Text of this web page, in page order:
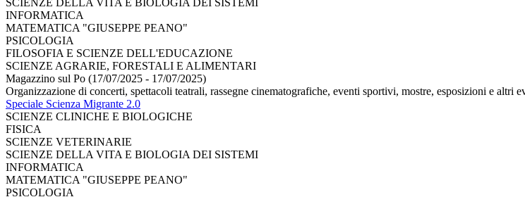
SCIENZE DELLA VITA E BIOLOGIA DEI SISTEMI
INFORMATICA
MATEMATICA "GIUSEPPE PEANO"
PSICOLOGIA
FILOSOFIA E SCIENZE DELL'EDUCAZIONE
SCIENZE AGRARIE, FORESTALI E ALIMENTARI
Magazzino sul Po (17/07/2025 - 17/07/2025)
Organizzazione di concerti, spettacoli teatrali, rassegne cinematografiche, eventi sportivi, mostre, esposizioni e
Speciale Scienza Migrante 2.0
SCIENZE CLINICHE E BIOLOGICHE
FISICA
SCIENZE VETERINARIE
SCIENZE DELLA VITA E BIOLOGIA DEI SISTEMI
INFORMATICA
MATEMATICA "GIUSEPPE PEANO"
PSICOLOGIA